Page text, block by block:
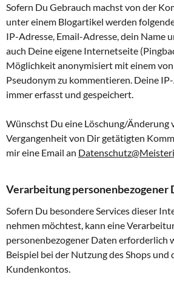
Sofern Du Gebrauch machst von der
unter einem Blogartikel werden
IP-Adresse, Email-Adresse, dein Name
auch Deine eigene Internetseite
Möglichkeit anonymisiert mit einem
Pseudonym zu kommentieren. Deine
immer erfasst und gespeichert.
Wünschst Du eine Löschung/Änderung
Vergangenheit von Dir getätigten
mir eine Email an
Verarbeitung personenbezogener
Sofern Du besondere Services dieser
nehmen möchtest, kann eine
personenbezogener Daten erforderlich
Beispiel bei der Nutzung des Shops und
Kundenkontos.